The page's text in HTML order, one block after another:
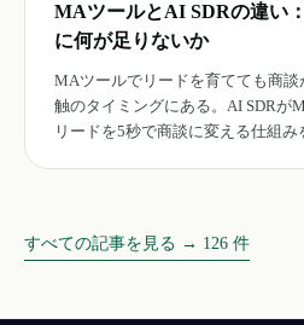
MAツールとAI SDRの違い
に何が足りないか
MAツールでリードを育てても商
触のタイミングにある。AI SDRが
リードを5秒で商談に変える仕組み
すべての記事を見る → 126 件